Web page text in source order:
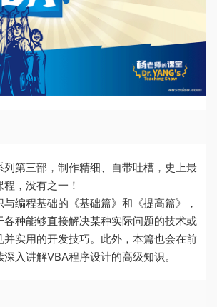
列第三部，制作精细、自带吐槽，史上最
，没有之一！
编程基础的《基础篇》和《提高篇》，
种能够直接解决某种实际问题的技术或
实用的开发技巧。此外，本篇也会在前
入讲解VBA程序设计的高级知识。